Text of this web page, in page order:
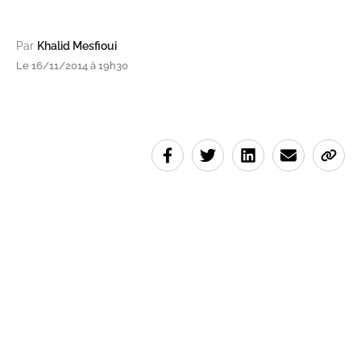
Par Khalid Mesfioui
Le 16/11/2014 à 19h30